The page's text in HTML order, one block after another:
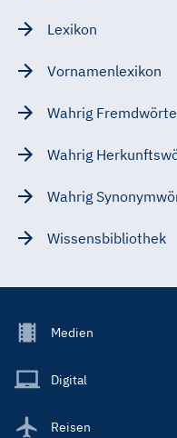
Lexikon
Vornamenlexikon
Wahrig
Wahrig
Wahrig
Wissensbibliothek
Footer
Main
Medien
Digital
Reisen